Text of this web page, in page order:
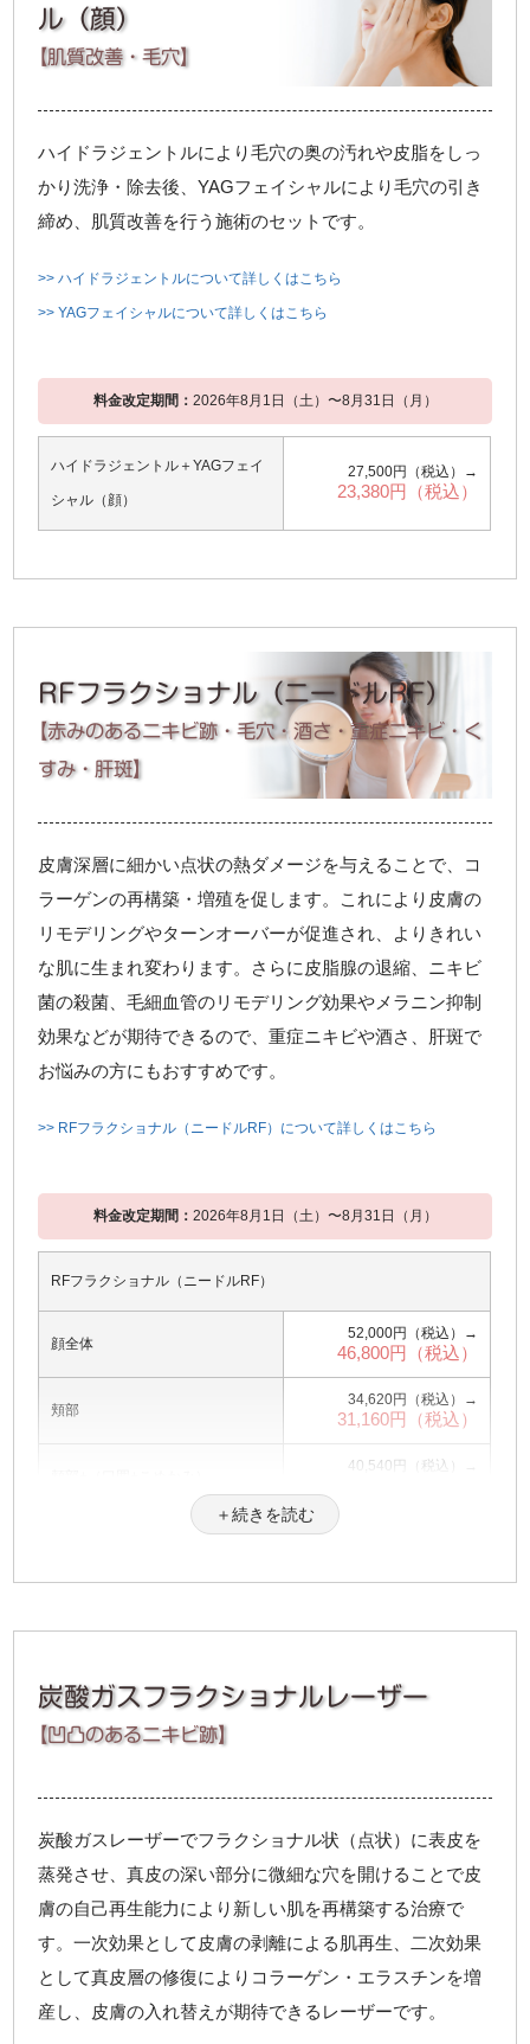
ル（顔）
【肌質改善・毛穴】
ハイドラジェントルにより毛穴の奥の汚れや皮脂をしっ
かり洗浄・除去後、YAGフェイシャルにより毛穴の引き
締め、肌質改善を行う施術のセットです。
>> ハイドラジェントルについて詳しくはこちら
>> YAGフェイシャルについて詳しくはこちら
料金改定期間： 2026年8月1日（土）〜8月31日（月）
ハイドラジェントル＋YAGフェイ
シャル（顔）
27,500円（税込）→
23,380円（税込）
RFフラクショナル（ニードルRF）
【赤みのあるニキビ跡・毛穴・酒さ・重症ニキビ・く
すみ・肝斑】
皮膚深層に細かい点状の熱ダメージを与えることで、コ
ラーゲンの再構築・増殖を促します。これにより皮膚の
リモデリングやターンオーバーが促進され、よりきれい
な肌に生まれ変わります。さらに皮脂腺の退縮、ニキビ
菌の殺菌、毛細血管のリモデリング効果やメラニン抑制
効果などが期待できるので、重症ニキビや酒さ、肝斑で
お悩みの方にもおすすめです。
>> RFフラクショナル（ニードルRF）について詳しくはこちら
料金改定期間： 2026年8月1日（土）〜8月31日（月）
RFフラクショナル（ニードルRF）
顔全体
52,000円（税込）→
46,800円（税込）
頬部
34,620円（税込）→
31,160円（税込）
40,540円（税込）→
頬部+（口囲）または（こめか
顎下
フェイスライン+口囲
26,460円（税込）→
23,820円（税込）
鼻 17,390円（税込）
額 20,150円（税込）
こめかみ 18,310円（税込）
28,000円（税込）→
＋続きを読む
炭酸ガスフラクショナルレーザー
【凹凸のあるニキビ跡】
炭酸ガスレーザーでフラクショナル状（点状）に表皮を
蒸発させ、真皮の深い部分に微細な穴を開けることで皮
膚の自己再生能力により新しい肌を再構築する治療で
す。一次効果として皮膚の剥離による肌再生、二次効果
として真皮層の修復によりコラーゲン・エラスチンを増
産し、皮膚の入れ替えが期待できるレーザーです。